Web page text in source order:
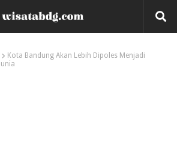
Kota Bandung Akan Lebih Dipoles Menjadi